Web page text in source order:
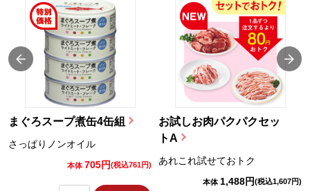
まぐろスープ煮缶4缶組
さっぱりノンオイル
本体 705円(税込761円)
お試しお肉パクパクセッ
トA
あれこれ試せておトク
本体 1,488円(税込1,607円)